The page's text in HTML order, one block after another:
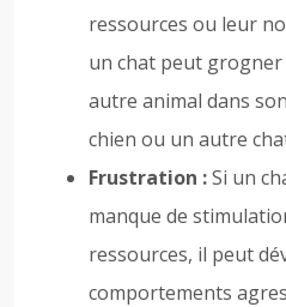
ressources ou leur
un chat peut grogner
autre animal dans
chien ou un autre
Frustration :Si un
manque de
ressources, il peut
comportements